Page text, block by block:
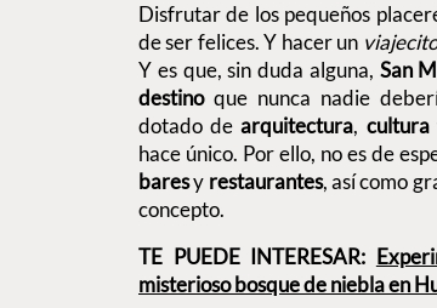
Disfrutar de los pequeños
de ser felices. Y hacer un
Y es que, sin duda alguna, San
destino que nunca nadie
dotado dearquitectura, cultura
hace único. Por ello, no es de
baresy restaurantes, así como
concepto.
TE PUEDE INTERESAR:
misterioso bosque de niebla en